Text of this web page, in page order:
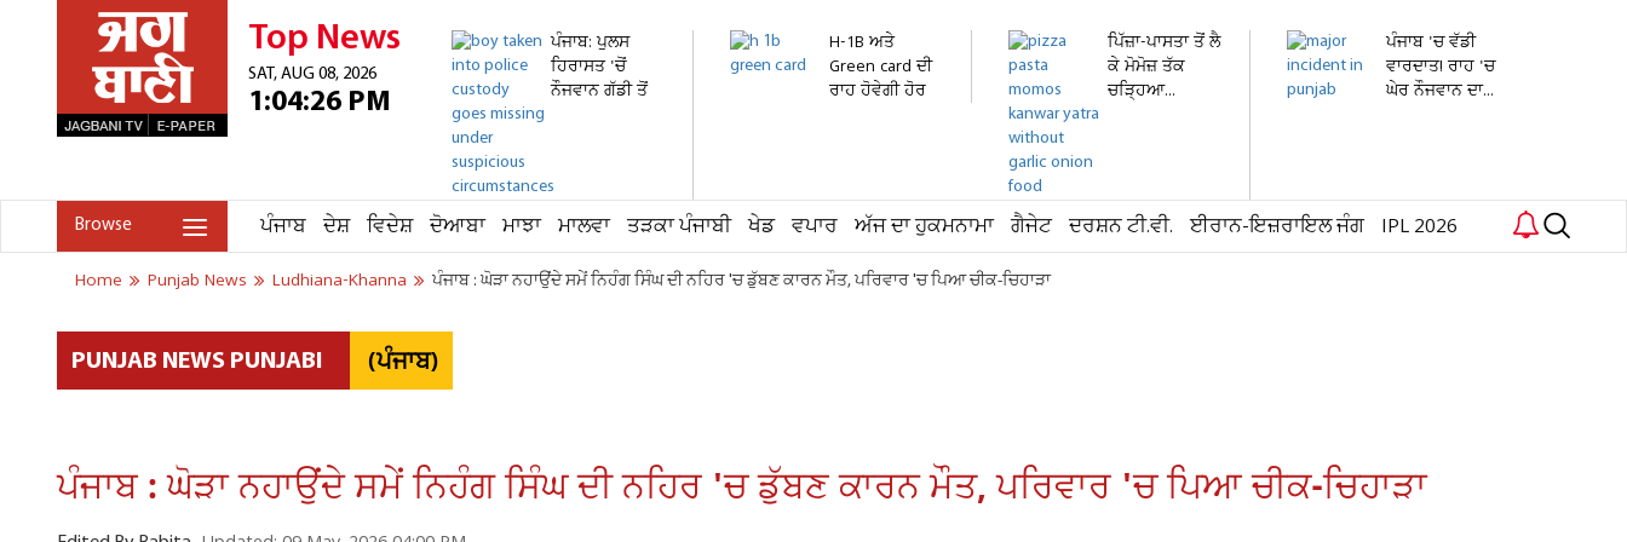
Top News
SAT, AUG 08, 2026
1:04:26 PM
ਪੰਜਾਬ: ਪੁਲਸ
ਹਿਰਾਸਤ 'ਚੋਂ
ਨੌਜਵਾਨ ਗੱਡੀ ਤੋਂ
H-1B ਅਤੇ
Green card ਦੀ
ਰਾਹ ਹੋਵੇਗੀ ਹੋਰ
ਪਿੱਜ਼ਾ-ਪਾਸਤਾ ਤੋਂ ਲੈ
ਕੇ ਮੋਮੋਜ਼ ਤੱਕ
ਚੜ੍ਹਿਆ...
ਪੰਜਾਬ 'ਚ ਵੱਡੀ
ਵਾਰਦਾਤ! ਰਾਹ 'ਚ
ਘੇਰ ਨੌਜਵਾਨ ਦਾ...
Browse ਪੰਜਾਬ ਦੇਸ਼ ਵਿਦੇਸ਼ ਦੋਆਬਾ ਮਾਝਾ ਮਾਲਵਾ ਤੜਕਾ ਪੰਜਾਬੀ ਖੇਡ ਵਪਾਰ ਅੱਜ ਦਾ ਹੁਕਮਨਾਮਾ ਗੈਜੇਟ ਦਰਸ਼ਨ ਟੀ.ਵੀ. ਈਰਾਨ-ਇਜ਼ਰਾਇਲ ਜੰਗ IPL 2026
Home Punjab News Ludhiana-Khanna ਪੰਜਾਬ : ਘੋੜਾ ਨਹਾਉਂਦੇ ਸਮੇਂ ਨਿਹੰਗ ਸਿੰਘ ਦੀ ਨਹਿਰ 'ਚ ਡੁੱਬਣ ਕਾਰਨ ਮੌਤ, ਪਰਿਵਾਰ 'ਚ ਪਿਆ ਚੀਕ-ਚਿਹਾੜਾ
PUNJAB NEWS PUNJABI (ਪੰਜਾਬ)
ਪੰਜਾਬ : ਘੋੜਾ ਨਹਾਉਂਦੇ ਸਮੇਂ ਨਿਹੰਗ ਸਿੰਘ ਦੀ ਨਹਿਰ 'ਚ ਡੁੱਬਣ ਕਾਰਨ ਮੌਤ, ਪਰਿਵਾਰ 'ਚ ਪਿਆ ਚੀਕ-ਚਿਹਾੜਾ